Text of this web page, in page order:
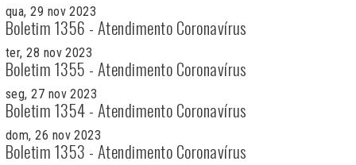
qua, 29 nov 2023
Boletim 1356 - Atendimento Coronavírus
ter, 28 nov 2023
Boletim 1355 - Atendimento Coronavírus
seg, 27 nov 2023
Boletim 1354 - Atendimento Coronavírus
dom, 26 nov 2023
Boletim 1353 - Atendimento Coronavírus